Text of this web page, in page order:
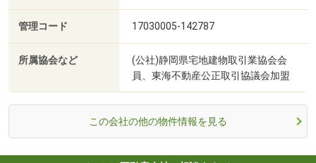
管理コード 17030005-142787
所属協会など
(公社)静岡県宅地建物取引業協会会
員、東海不動産公正取引協議会加盟
この会社の他の物件情報を見る